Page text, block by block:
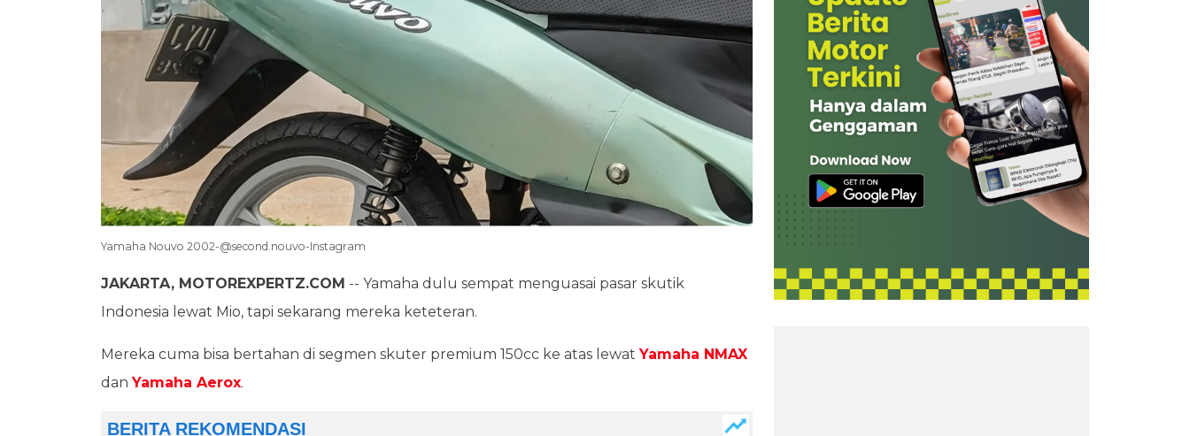
Yamaha Nouvo 2002-@second.nouvo-Instagram
JAKARTA, MOTOREXPERTZ.COM -- Yamaha dulu sempat menguasai pasar skutik
Indonesia lewat Mio, tapi sekarang mereka keteteran.
Mereka cuma bisa bertahan di segmen skuter premium 150cc ke atas lewatYamaha NMAX
danYamaha Aerox.